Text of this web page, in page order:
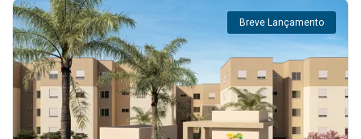
Breve Lançamento